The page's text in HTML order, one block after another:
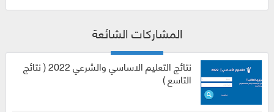
المشاركات الشائعة
نتائج التعليم الاساسي والشرعي 2022 ( نتائج
التاسع )